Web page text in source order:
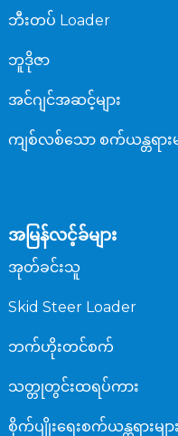
ဘီးတပ် Loader
ဘူဒိုဇာ
အင်ဂျင်အဆင့်များ
ကျစ်လစ်သော စက်ယန္တရားမ
အမြန်လင့်ခ်များ
အုတ်ခင်းသူ
Skid Steer Loader
ဘက်ဟိုးတင်စက်
သတ္တုတွင်းထရပ်ကား
စိုက်ပျိုးရေးစက်ယန္တရားများ